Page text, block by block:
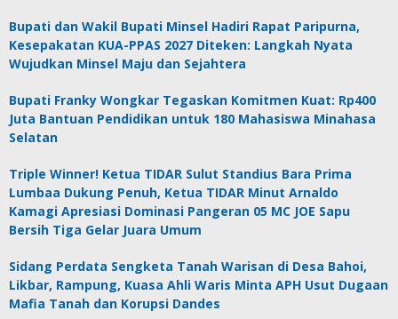
Bupati dan Wakil Bupati Minsel Hadiri Rapat Paripurna,
Kesepakatan KUA-PPAS 2027 Diteken: Langkah Nyata
Wujudkan Minsel Maju dan Sejahtera
Bupati Franky Wongkar Tegaskan Komitmen Kuat: Rp400
Juta Bantuan Pendidikan untuk 180 Mahasiswa Minahasa
Selatan
Triple Winner! Ketua TIDAR Sulut Standius Bara Prima
Lumbaa Dukung Penuh, Ketua TIDAR Minut Arnaldo
Kamagi Apresiasi Dominasi Pangeran 05 MC JOE Sapu
Bersih Tiga Gelar Juara Umum
Sidang Perdata Sengketa Tanah Warisan di Desa Bahoi,
Likbar, Rampung, Kuasa Ahli Waris Minta APH Usut Dugaan
Mafia Tanah dan Korupsi Dandes